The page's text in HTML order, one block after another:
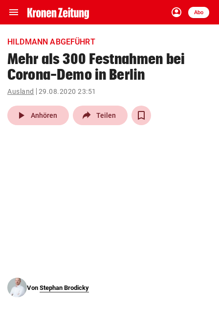
menu Navigation
ein-/ausklappen
account_circle
Anmelden
Abo
close Schließen
account_circle Anmelden
pin_drop
Wien arrow_right
HILDMANN ABGEFÜHRT
Mehr als 300 Festnahmen bei
Corona-Demo in Berlin
Ausland 29.08.2020 23:51
play_arrow Anhören Teilen
Von Stephan Brodicky